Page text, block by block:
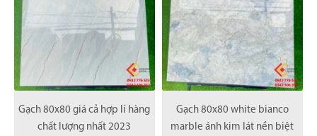
Gạch 80x80 giá cả hợp lí hàng
chất lượng nhất 2023
Gạch 80x80 white bianco
marble ánh kim lát nền biệt